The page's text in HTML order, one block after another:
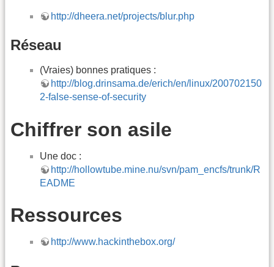
http://dheera.net/projects/blur.php
Réseau
(Vraies) bonnes pratiques :
http://blog.drinsama.de/erich/en/linux/200702150
2-false-sense-of-security
Chiffrer son asile
Une doc :
http://hollowtube.mine.nu/svn/pam_encfs/trunk/R
EADME
Ressources
http://www.hackinthebox.org/